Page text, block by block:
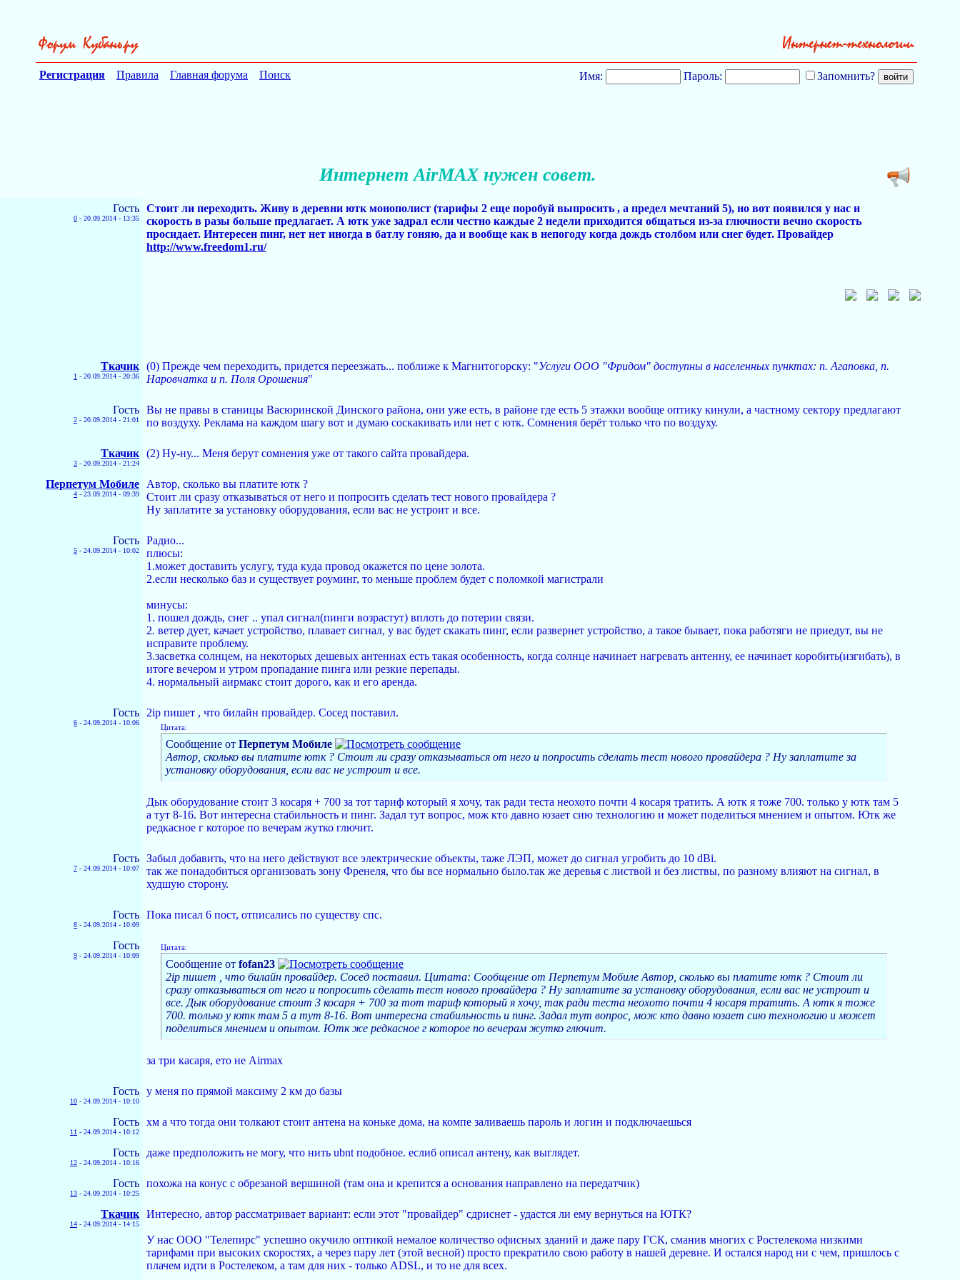
Регистрация Правила Главная форума Поиск Имя: Пароль: Запомнить?
Интернет AirMAX нужен совет.
Гость
0 - 20.09.2014 - 13:35
Стоит ли переходить. Живу в деревни ютк монополист (тарифы 2 еще поробуй выпросить , а предел мечтаний 5), но вот появился у нас и
скорость в разы больше предлагает. А ютк уже задрал если честно каждые 2 недели приходится общаться из-за глючности вечно скорость
просидает. Интересен пинг, нет нет иногда в батлу гоняю, да и вообще как в непогоду когда дождь столбом или снег будет. Провайдер
http://www.freedom1.ru/
Ткачик
1 - 20.09.2014 - 20:36
(0) Прежде чем переходить, придется переезжать... поближе к Магнитогорску: "Услуги ООО "Фридом" доступны в населенных пунктах: п. Агаповка, п.
Наровчатка и п. Поля Орошения"
Гость
2 - 20.09.2014 - 21:01
Вы не правы в станицы Васюринской Динского района, они уже есть, в районе где есть 5 этажки вообще оптику кинули, а частному сектору предлагают
по воздуху. Реклама на каждом шагу вот и думаю соскакивать или нет с ютк. Сомнения берёт только что по воздуху.
Ткачик
3 - 20.09.2014 - 21:24
(2) Ну-ну... Меня берут сомнения уже от такого сайта провайдера.
Перпетум Мобиле
4 - 23.09.2014 - 09:39
Автор, сколько вы платите ютк ?
Стоит ли сразу отказываться от него и попросить сделать тест нового провайдера ?
Ну заплатите за установку оборудования, если вас не устроит и все.
Гость
5 - 24.09.2014 - 10:02
Радио...
плюсы:
1.может доставить услугу, туда куда провод окажется по цене золота.
2.если несколько баз и существует роуминг, то меньше проблем будет с поломкой магистрали
минусы:
1. пошел дождь, снег .. упал сигнал(пинги возрастут) вплоть до потерии связи.
2. ветер дует, качает устройство, плавает сигнал, у вас будет скакать пинг, если развернет устройство, а такое бывает, пока работяги не приедут, вы не
исправите проблему.
3.засветка солнцем, на некоторых дешевых антеннах есть такая особенность, когда солнце начинает нагревать антенну, ее начинает коробить(изгибать), в
итоге вечером и утром пропадание пинга или резкие перепады.
4. нормальный аирмакс стоит дорого, как и его аренда.
Гость
6 - 24.09.2014 - 10:06
2ip пишет , что билайн провайдер. Сосед поставил.
Цитата:
Сообщение от Перпетум Мобиле
Автор, сколько вы платите ютк ? Стоит ли сразу отказываться от него и попросить сделать тест нового провайдера ? Ну заплатите за
установку оборудования, если вас не устроит и все.
Дык оборудование стоит 3 косаря + 700 за тот тариф который я хочу, так ради теста неохото почти 4 косаря тратить. А ютк я тоже 700. только у ютк там 5
а тут 8-16. Вот интересна стабильность и пинг. Задал тут вопрос, мож кто давно юзает сию технологию и может поделиться мнением и опытом. Ютк же
редкасное г которое по вечерам жутко глючит.
Гость
7 - 24.09.2014 - 10:07
Забыл добавить, что на него действуют все электрические объекты, таже ЛЭП, может до сигнал угробить до 10 dBi.
так же понадобиться организовать зону Френеля, что бы все нормально было.так же деревья с листвой и без листвы, по разному влияют на сигнал, в
худшую сторону.
Гость
8 - 24.09.2014 - 10:09
Пока писал 6 пост, отписались по существу спс.
Гость
9 - 24.09.2014 - 10:09
Цитата:
Сообщение от fofan23
2ip пишет , что билайн провайдер. Сосед поставил. Цитата: Сообщение от Перпетум Мобиле Автор, сколько вы платите ютк ? Стоит ли
сразу отказываться от него и попросить сделать тест нового провайдера ? Ну заплатите за установку оборудования, если вас не устроит и
все. Дык оборудование стоит 3 косаря + 700 за тот тариф который я хочу, так ради теста неохото почти 4 косаря тратить. А ютк я тоже
700. только у ютк там 5 а тут 8-16. Вот интересна стабильность и пинг. Задал тут вопрос, мож кто давно юзает сию технологию и может
поделиться мнением и опытом. Ютк же редкасное г которое по вечерам жутко глючит.
за три касаря, ето не Airmax
Гость
10 - 24.09.2014 - 10:10
у меня по прямой максиму 2 км до базы
Гость
11 - 24.09.2014 - 10:12
хм а что тогда они толкают стоит антена на коньке дома, на компе заливаешь пароль и логин и подключаешься
Гость
12 - 24.09.2014 - 10:16
даже предположить не могу, что нить ubnt подобное. еслиб описал антену, как выглядет.
Гость
13 - 24.09.2014 - 10:25
похожа на конус с обрезаной вершиной (там она и крепится а основания направлено на передатчик)
Ткачик
14 - 24.09.2014 - 14:15
Интересно, автор рассматривает вариант: если этот "провайдер" сдриснет - удастся ли ему вернуться на ЮТК?
У нас ООО "Телепирс" успешно окучило оптикой немалое количество офисных зданий и даже пару ГСК, сманив многих с Ростелекома низкими
тарифами при высоких скоростях, а через пару лет (этой весной) просто прекратило свою работу в нашей деревне. И остался народ ни с чем, пришлось с
плачем идти в Ростелеком, а там для них - только ADSL, и то не для всех.